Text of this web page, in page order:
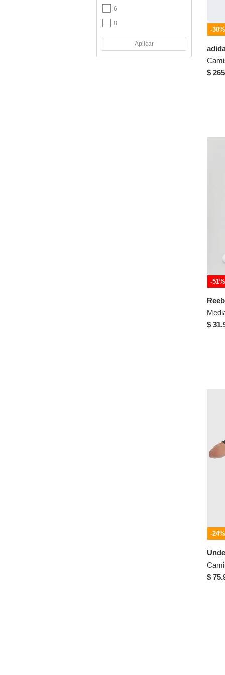
Under Armour
Vans
6
8
10
XS
Aplicar
-30%
$
-51%
$
-24%
$